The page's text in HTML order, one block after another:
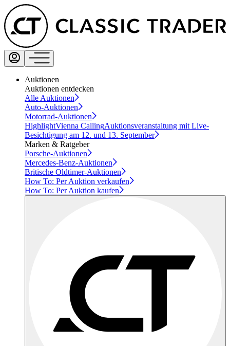
Auktionen
Auktionen entdecken
Alle Auktionen
Auto-Auktionen
Motorrad-Auktionen
HighlightVienna CallingAuktionsveranstaltung mit Live-
Besichtigung am 12. und 13. September
Marken & Ratgeber
Porsche-Auktionen
Mercedes-Benz-Auktionen
Britische Oldtimer-Auktionen
How To: Per Auktion verkaufen
How To: Per Auktion kaufen